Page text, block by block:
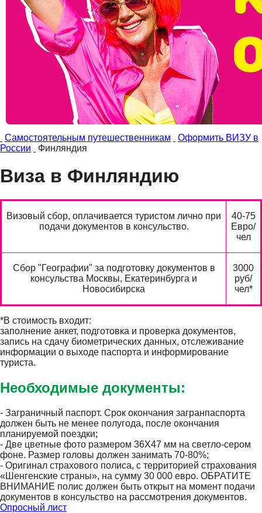
Самостоятельным путешественникам
Оформить ВИЗУ в
России
Финляндия
Виза в Финляндию
Визовый сбор, оплачивается туристом лично при
подачи документов в консульство.
40-75
Евро/
чел
Сбор "Географии" за подготовку документов в
консульства Москвы, Екатеринбурга и
Новосибирска
3000
руб/
чел*
*В стоимость входит:
заполнение анкет, подготовка и проверка документов,
запись на сдачу биометрических данных, отслеживание
информации о выходе паспорта и информирование
туриста.
Необходимые документы:
- Заграничный паспорт. Срок окончания загранпаспорта
должен быть не менее полугода, после окончания
планируемой поездки;
- Две цветные фото размером 36Х47 мм на светло-сером
фоне. Размер головы должен занимать 70-80%;
- Оригинал страхового полиса, с территорией страхования
«Шенгенские страны», на сумму 30 000 евро. ОБРАТИТЕ
ВНИМАНИЕ полис должен быть открыт на момент подачи
документов в консульство на рассмотрения документов.
Опросный лист